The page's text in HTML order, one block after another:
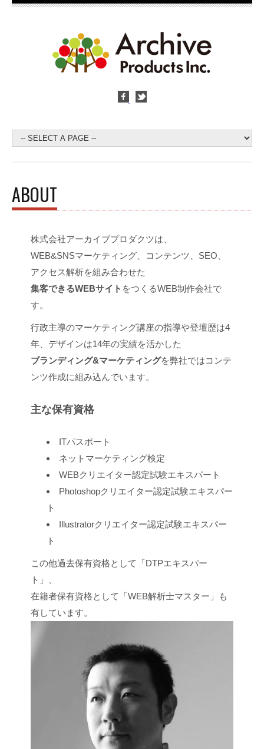
ABOUT
株式会社アーカイブプロダクツは、
WEB&SNSマーケティング、コンテンツ、SEO、
アクセス解析を組み合わせた
集客できるWEBサイト をつくるWEB制作会社で
す。
行政主導のマーケティング講座の指導や登壇歴は4
年、デザインは14年の実績を活かした
ブランディング&マーケティングを弊社ではコンテ
ンツ作成に組み込んでいます。
主な保有資格
ITパスポート
ネットマーケティング検定
WEBクリエイター認定試験エキスパート
Photoshopクリエイター認定試験エキスパー
ト
Illustratorクリエイター認定試験エキスパー
ト
この他過去保有資格として「DTPエキスパー
ト」、
在籍者保有資格として「WEB解析士マスター」も
有しています。